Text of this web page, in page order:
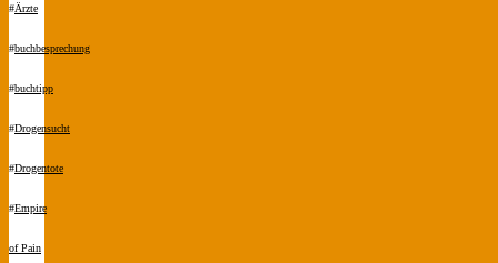
#Ärzte
#buchbesprechung
#buchtipp
#Drogensucht
#Drogentote
#Empire
of Pain